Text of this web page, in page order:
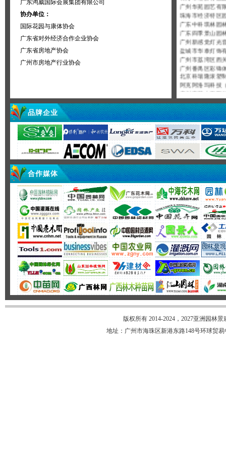
广东鸿威国际会展集团有限公司
协办单位：
国际花园与康体协会
广东省对外经济合作企业协会
广东省房地产协会
广州市房地产行业协会
珠海市经济特
广东中科琪林
广东四季景山园
广州新感觉灯光
盐城市华泰灯饰
广州市荔湾区西
广州番禺区彩锋
北京科瑞隆滚塑
阿克阿洛玛科技
广州市花木有限
文安县永大欧瑞
惠州市绿霸实业
深圳市绿霸科技
漳州桦树塑料制
台山市绿香美园
二十四（北京）
广东集雅景观工
杭州云乘园艺科
台州市盛尔达塑
南宁格瑞雅迪斯
苏州美轩塑业有
佛山市青洲人造
中山市卫林照明
四川卓异博川生
淄博正旭九霞织
广东艺良塑胶制
平南县百思特工
陕西唐语景观工
共享智能装备有
广州春秋设计有
广州市童圆康体
吉安市浩风灌溉
氨酯汀兰（南通
佛山市高明区田
宁波欣豪农业科
河北融兴塑胶科
广东圣茵花卉园
品牌企业
合作媒体
版权所有 2014-2024，2027亚洲园林
地址：广州市海珠区新港东路148号环球贸